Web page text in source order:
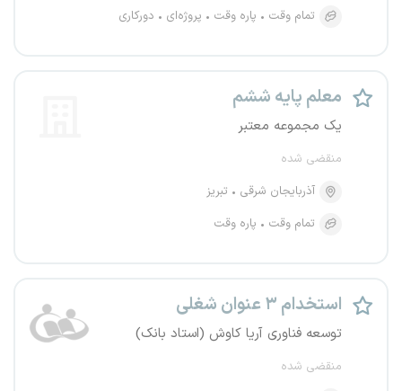
تمام وقت
پاره وقت پروژه‌ای دورکاری
معلم پایه ششم
یک مجموعه معتبر
منقضی شده
آذربایجان شرقی
تبریز
تمام وقت
پاره وقت
استخدام ۳ عنوان شغلی
توسعه فناوری آریا کاوش (استاد بانک)
منقضی شده